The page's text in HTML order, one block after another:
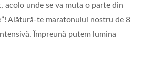
acolo unde se va muta o parte din
Alătură-te maratonului nostru de 8
Împreună putem lumina